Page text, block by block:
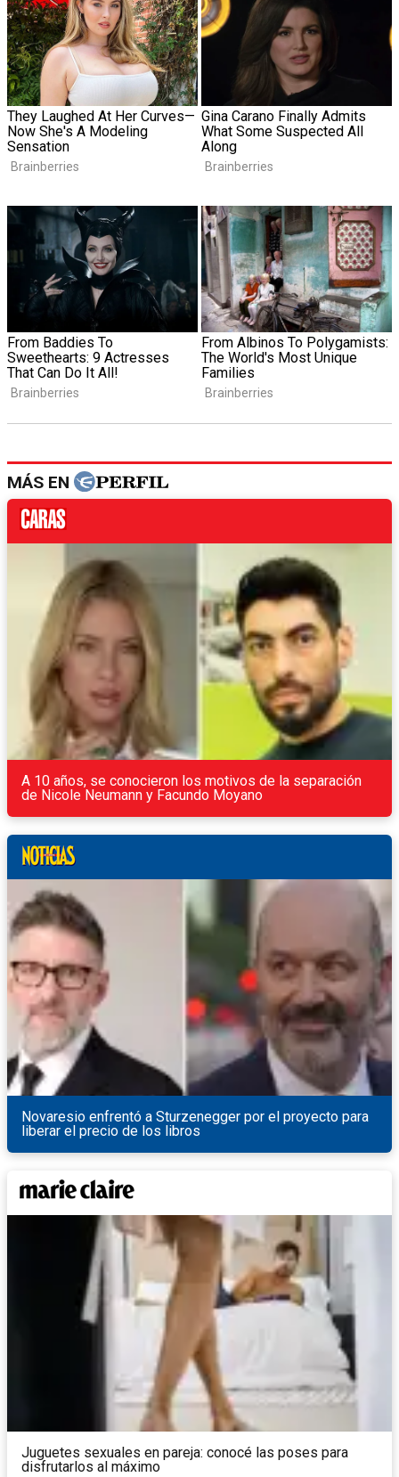
MÁS EN
A 10 años, se conocieron los motivos de la separación
de Nicole Neumann y Facundo Moyano
Novaresio enfrentó a Sturzenegger por el proyecto para
liberar el precio de los libros
Juguetes sexuales en pareja: conocé las poses para
disfrutarlos al máximo